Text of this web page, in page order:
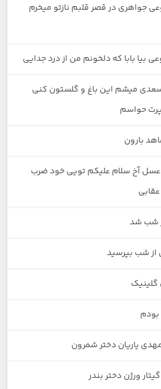
جواهری در قصر قلبم نازتو میخرم
بابا که دلخونم من از درد جدایی
میشم این باغ و گلستون کنی
پرت حواسم
بارون
عسل آخ سلام علیکم تویی خود ضرب
شب شد
از شب بپرسید
یاریان دختر شمرون
ورژن دختر بندر